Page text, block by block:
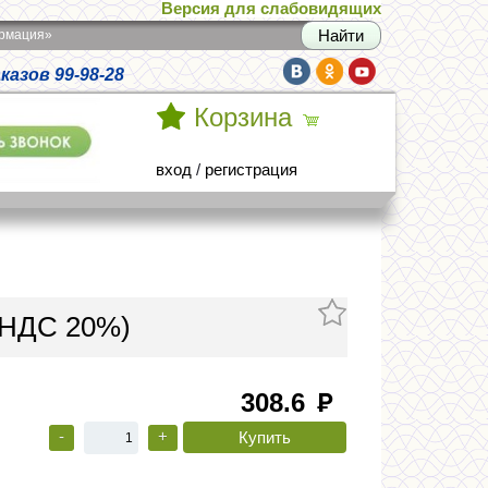
Версия для слабовидящих
99-98-28
Корзина
вход / регистрация
20%)
308.6 руб
- +